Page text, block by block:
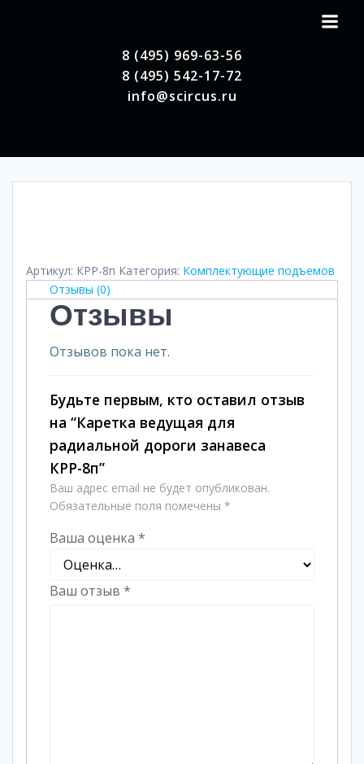
8 (495) 969-63-56
8 (495) 542-17-72
info@scircus.ru
Артикул: КРР-8п Категория: Комплектующие подъемов
Отзывы (0)
Отзывы
Отзывов пока нет.
Будьте первым, кто оставил отзыв
на “Каретка ведущая для
радиальной дороги занавеса
КРР-8п”
Ваш адрес email не будет опубликован.
Обязательные поля помечены *
Ваша оценка *
Ваш отзыв *